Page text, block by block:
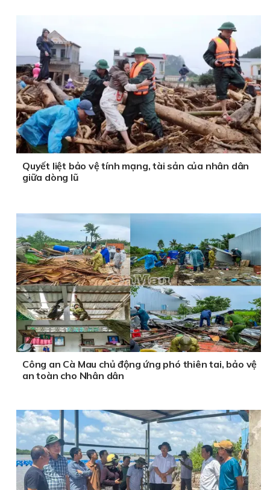
Quyết liệt bảo vệ tính mạng, tài sản của nhân dân
giữa dòng lũ
Công an Cà Mau chủ động ứng phó thiên tai, bảo vệ
an toàn cho Nhân dân